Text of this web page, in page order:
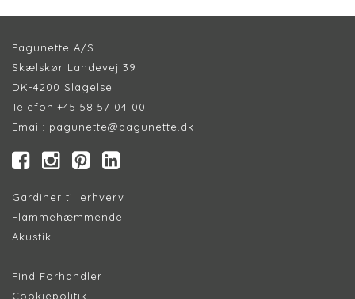
Pagunette A/S
Skælskør Landevej 39
DK-4200 Slagelse
Telefon:+45 58 57 04 00
Email: pagunette@pagunette.dk
Gardiner til erhverv
Flammehæmmende
Akustik
Find Forhandler
Cookiepolitik